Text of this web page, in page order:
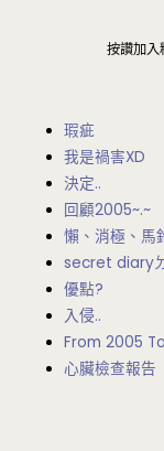
按讚加入
瑕疵
我是禍害XD
決定..
回顧2005~.~
懶、消極、馬
secret diary
優點?
入侵..
From 2005
心臟檢查報告